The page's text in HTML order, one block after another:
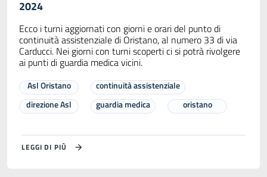
2024
Ecco i turni aggiornati con giorni e orari del punto di
continuità assistenziale di Oristano, al numero 33 di via
Carducci. Nei giorni con turni scoperti ci si potrà rivolgere
ai punti di guardia medica vicini.
Asl Oristano
continuità assistenziale
direzione Asl
guardia medica oristano
LEGGI DI PIÙ